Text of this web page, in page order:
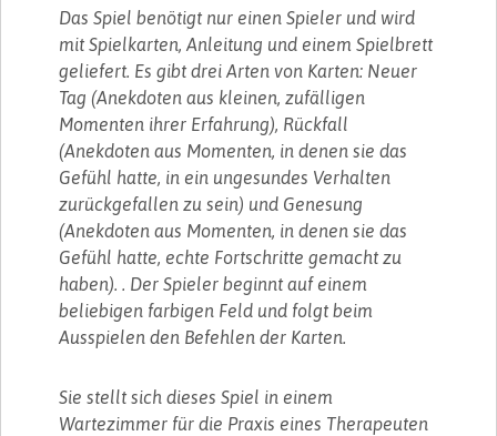
Das Spiel benötigt nur einen Spieler und wird
mit Spielkarten, Anleitung und einem Spielbrett
geliefert. Es gibt drei Arten von Karten: Neuer
Tag (Anekdoten aus kleinen, zufälligen
Momenten ihrer Erfahrung), Rückfall
(Anekdoten aus Momenten, in denen sie das
Gefühl hatte, in ein ungesundes Verhalten
zurückgefallen zu sein) und Genesung
(Anekdoten aus Momenten, in denen sie das
Gefühl hatte, echte Fortschritte gemacht zu
haben). . Der Spieler beginnt auf einem
beliebigen farbigen Feld und folgt beim
Ausspielen den Befehlen der Karten.
Sie stellt sich dieses Spiel in einem
Wartezimmer für die Praxis eines Therapeuten